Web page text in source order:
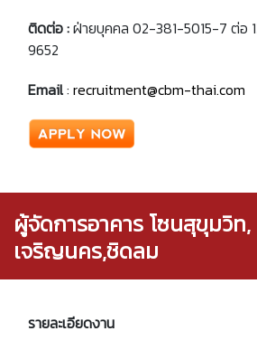
ติดต่อ :ฝ่ายบุคคล 02-381-5015-7 ต่อ
9652
Email: recruitment@cbm-thai.com
ผู้จัดการอาคาร โซนสุขุมวิท,
เจริญนคร,ชิดลม
รายละเอียดงาน